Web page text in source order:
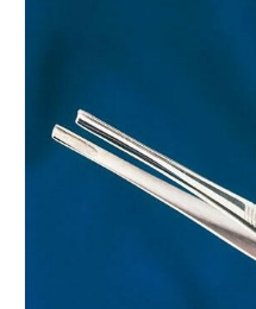
springen